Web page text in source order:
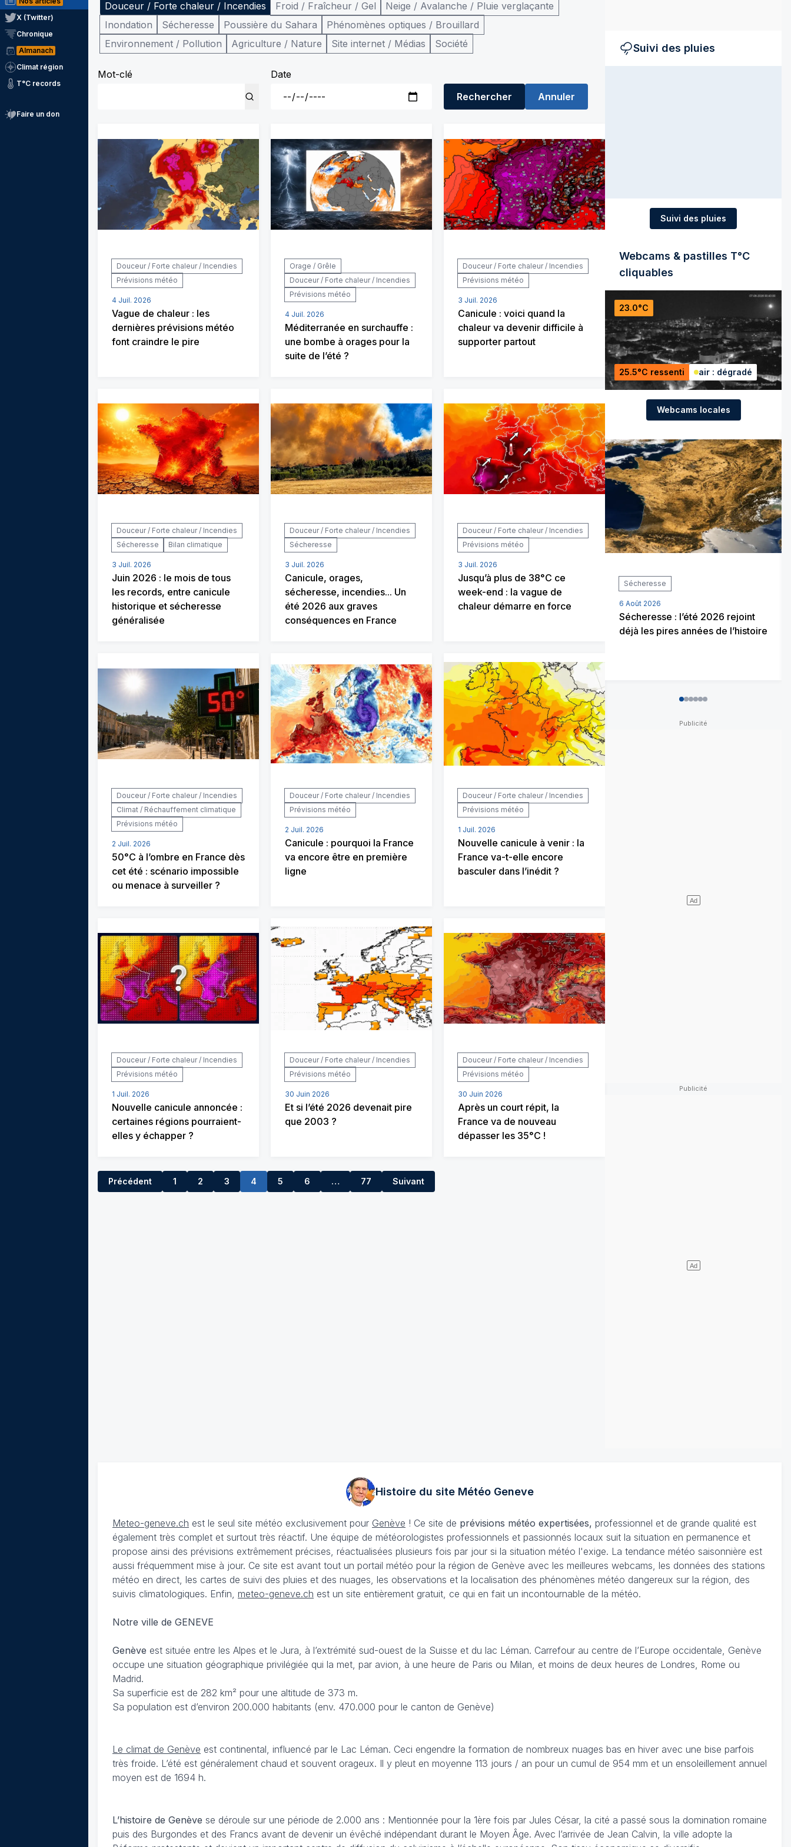
X (Twitter)
Chronique
Almanach
Climat région
T°C records
Faire un don
Douceur / Forte chaleur / Incendies
Froid / Fraîcheur / Gel
Neige / Avalanche / Pluie verglaçante
Inondation
Sécheresse Poussière du Sahara
Phénomènes optiques / Brouillard
Environnement / Pollution
Agriculture / Nature Site internet / Médias Société
Mot-clé
Date
Rechercher
Annuler
Douceur / Forte chaleur / Incendies
Prévisions météo
4 Juil. 2026
Vague de chaleur : les
dernières prévisions météo
font craindre le pire
Orage / Grêle
Douceur / Forte chaleur / Incendies
Prévisions météo
4 Juil. 2026
Méditerranée en surchauffe :
une bombe à orages pour la
suite de l’été ?
Douceur / Forte chaleur / Incendies
Prévisions météo
3 Juil. 2026
Canicule : voici quand la
chaleur va devenir difficile à
supporter partout
Douceur / Forte chaleur / Incendies
Sécheresse
Bilan climatique
3 Juil. 2026
Juin 2026 : le mois de tous
les records, entre canicule
historique et sécheresse
généralisée
Douceur / Forte chaleur / Incendies
Sécheresse
3 Juil. 2026
Canicule, orages,
sécheresse, incendies... Un
été 2026 aux graves
conséquences en France
Douceur / Forte chaleur / Incendies
Prévisions météo
3 Juil. 2026
Jusqu’à plus de 38°C ce
week-end : la vague de
chaleur démarre en force
Douceur / Forte chaleur / Incendies
Climat / Réchauffement climatique
Prévisions météo
2 Juil. 2026
50°C à l’ombre en France dès
cet été : scénario impossible
ou menace à surveiller ?
Douceur / Forte chaleur / Incendies
Prévisions météo
2 Juil. 2026
Canicule : pourquoi la France
va encore être en première
ligne
Douceur / Forte chaleur / Incendies
Prévisions météo
1 Juil. 2026
Nouvelle canicule à venir : la
France va-t-elle encore
basculer dans l’inédit ?
Douceur / Forte chaleur / Incendies
Prévisions météo
1 Juil. 2026
Nouvelle canicule annoncée :
certaines régions pourraient-
elles y échapper ?
Douceur / Forte chaleur / Incendies
Prévisions météo
30 Juin 2026
Et si l’été 2026 devenait pire
que 2003 ?
Douceur / Forte chaleur / Incendies
Prévisions météo
30 Juin 2026
Après un court répit, la
France va de nouveau
dépasser les 35°C !
Précédent 1 2 3 4 5 6 …
7 77 Suivant
Suivi des pluies
Suivi des pluies
Webcams & pastilles T°C
cliquables
23.0°C
25.5°C ressenti air : dégradé
Webcams locales
Sécheresse
6 Août 2026
Sécheresse : l’été 2026 rejoint
déjà les pires années de l’histoire
012345
Histoire du site MétéoGeneve
Meteo-geneve.ch est le seul site météo exclusivement pour Genève ! Ce site de prévisions météo expertisées, professionnel et de grande qualité est
également très complet et surtout très réactif. Une équipe de météorologistes professionnels et passionnés locaux suit la situation en permanence et
propose ainsi des prévisions extrêmement précises, réactualisées plusieurs fois par jour si la situation météo l'exige. La tendance météo saisonnière est
aussi fréquemment mise à jour. Ce site est avant tout un portail météo pour la région de Genève avec les meilleures webcams, les données des stations
météo en direct, les cartes de suivi des pluies et des nuages, les observations et la localisation des phénomènes météo dangereux sur la région, des
suivis climatologiques. Enfin, meteo-geneve.ch est un site entièrement gratuit, ce qui en fait un incontournable de la météo.
Notre ville de GENEVE
Genève est située entre les Alpes et le Jura, à l’extrémité sud-ouest de la Suisse et du lac Léman. Carrefour au centre de l’Europe occidentale, Genève
occupe une situation géographique privilégiée qui la met, par avion, à une heure de Paris ou Milan, et moins de deux heures de Londres, Rome ou
Madrid.
Sa superficie est de 282 km² pour une altitude de 373 m.
Sa population est d’environ 200.000 habitants (env. 470.000 pour le canton de Genève)
Le climat de Genève est continental, influencé par le Lac Léman. Ceci engendre la formation de nombreux nuages bas en hiver avec une bise parfois
très froide. L’été est généralement chaud et souvent orageux. Il y pleut en moyenne 113 jours / an pour un cumul de 954 mm et un ensoleillement annuel
moyen est de 1694 h.
L’histoire de Genève se déroule sur une période de 2.000 ans : Mentionnée pour la 1ère fois par Jules César, la cité a passé sous la domination romaine
puis des Burgondes et des Francs avant de devenir un évêché indépendant durant le Moyen Âge. Avec l’arrivée de Jean Calvin, la ville adopte la